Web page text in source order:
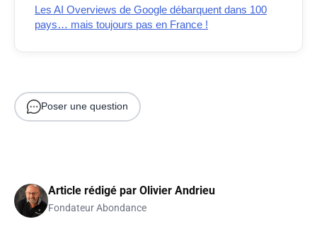
Les AI Overviews de Google débarquent dans 100
pays… mais toujours pas en France !
Poser une question
Article rédigé par Olivier Andrieu
Fondateur Abondance